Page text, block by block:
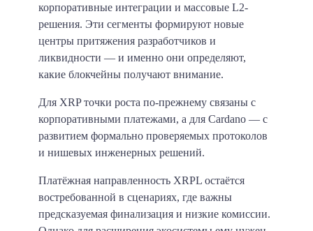
корпоративные интеграции и массовые L2-
решения. Эти сегменты формируют новые
центры притяжения разработчиков и
ликвидности — и именно они определяют,
какие блокчейны получают внимание.
Для XRP точки роста по-прежнему связаны с
корпоративными платежами, а для Cardano — с
развитием формально проверяемых протоколов
и нишевых инженерных решений.
Платёжная направленность XRPL остаётся
востребованной в сценариях, где важны
предсказуемая финализация и низкие комиссии.